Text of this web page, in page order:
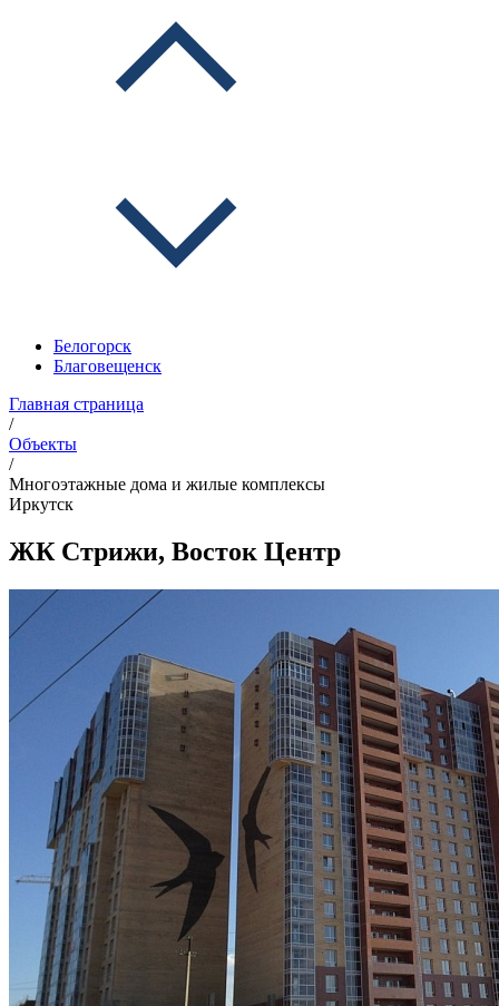
Белогорск
Благовещенск
Главная страница
/
Объекты
/
Многоэтажные дома и жилые комплексы
Иркутск
ЖК Стрижи, Восток Центр